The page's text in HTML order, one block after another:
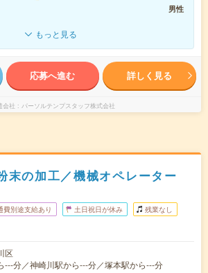
男性
もっと見る
応募へ進む 詳しく見る
会社 パーソルテンプスタッフ株式会社
末の加工／機械オペレーター
費別途支給あり 土日祝日が休み 残業なし
区
---分／神崎川駅から---分／塚本駅から---分